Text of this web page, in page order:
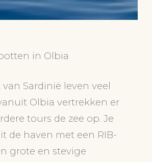
in Olbia
Sardinië leven veel
Olbia vertrekken er
tours de zee op. Je
de haven met een RIB-
grote en stevige